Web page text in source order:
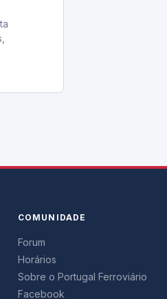
COMUNIDADE
Forum
Horários
Sobre o Portugal Ferroviário
Facebook